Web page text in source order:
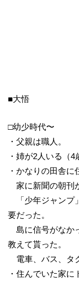
■大悟
□幼少時代〜
・父親は職人。
・姉が2人いる（4
・かなりの田舎に
家に新聞の朝刊
「少年ジャンプ
要だった。
島に信号がなか
教えて貰った。
電車、バス、タ
・住んでいた家に